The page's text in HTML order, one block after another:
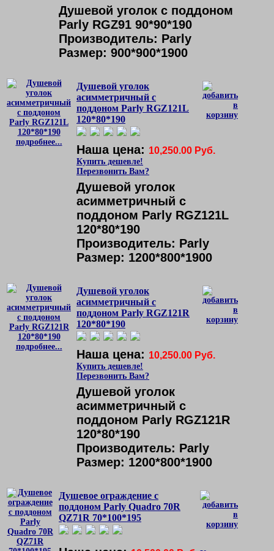
Душевой уголок с поддоном
Parly RGZ91 90*90*190
Производитель: Parly
Размер: 900*900*1900
подробнее...
Душевой уголок
асимметричный с
поддоном Parly RGZ121L
120*80*190
Наша цена: 10,250.00 Руб.
Купить дешевле!
Перезвонить Вам?
Душевой уголок
асимметричный с
поддоном Parly RGZ121L
120*80*190
Производитель: Parly
Размер: 1200*800*1900
подробнее...
Душевой уголок
асимметричный с
поддоном Parly RGZ121R
120*80*190
Наша цена: 10,250.00 Руб.
Купить дешевле!
Перезвонить Вам?
Душевой уголок
асимметричный с
поддоном Parly RGZ121R
120*80*190
Производитель: Parly
Размер: 1200*800*1900
Душевое ограждение с
поддоном Parly Quadro 70R
QZ71R 70*100*195